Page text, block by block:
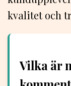
kvalitet och
Vilka är